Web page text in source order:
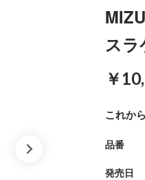
これか
スラ
￥
品番
発売日